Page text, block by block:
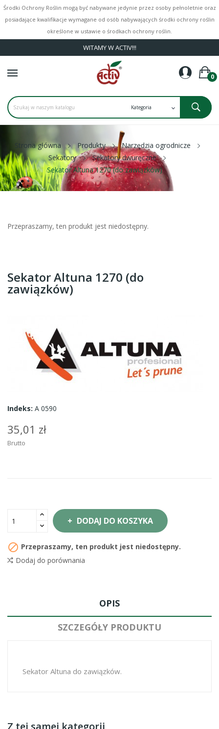
Środki Ochrony Roślin mogą być nabywane jedynie przez osoby pełnoletnie oraz
posiadające kwalifikacje wymagane od osób nabywających środki ochrony roślin
określone w ustawie o środkach ochrony roślin.
WITAMY W ACTIV!!!
0
Strona główna Produkty
Narzędzia ogrodnicze
Sekatory
Sekatory dwuręczne
Sekator Altuna 1270 (do zawiązków)
Przepraszamy, ten produkt jest niedostępny.
Sekator Altuna 1270 (do
zawiązków)
Indeks: A 0590
35,01 zł
Brutto
DODAJ DO KOSZYKA
 Przepraszamy, ten produkt jest niedostępny.
Dodaj do porównania
OPIS
SZCZEGÓŁY PRODUKTU
Sekator Altuna do zawiązków.
Z tej samej kategorii